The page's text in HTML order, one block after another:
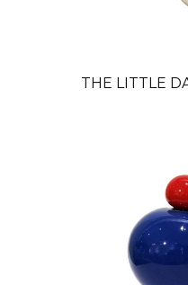
THE LITTLE